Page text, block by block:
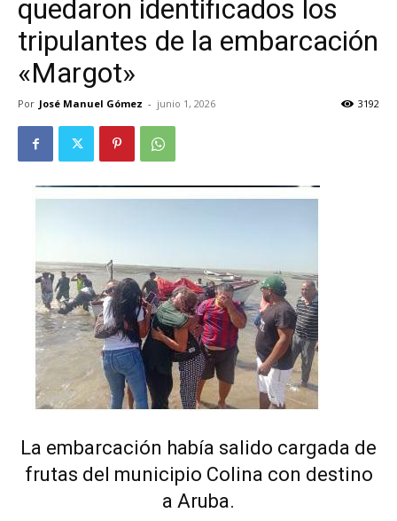
quedaron identificados los
tripulantes de la embarcación
«Margot»
Por José Manuel Gómez - junio 1, 2026 3192
La embarcación había salido cargada de
frutas del municipio Colina con destino
a Aruba.